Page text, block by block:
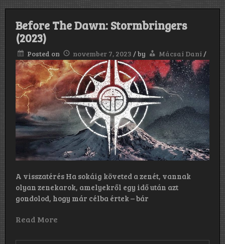
Before The Dawn: Stormbringers
(2023)
Posted on november 7, 2023 /by Mácsai Dani /
A visszatérés Ha sokáig követed a zenét, vannak
olyan zenekarok, amelyekről egy idő után azt
gondolod, hogy már célba értek – bár
Read More